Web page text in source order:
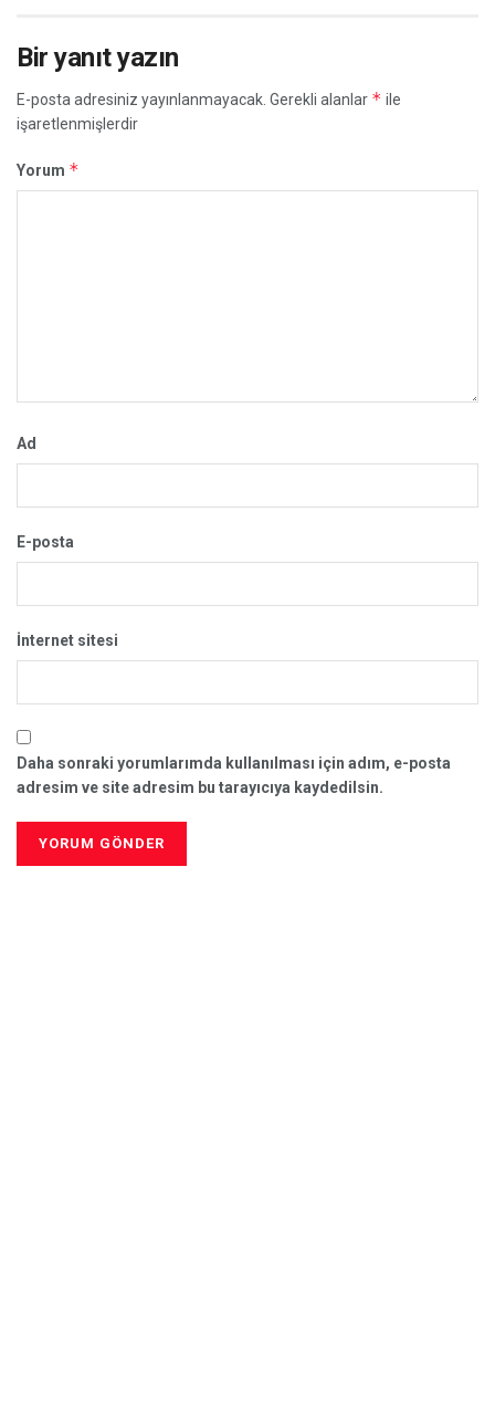
Bir yanıt yazın
E-posta adresiniz yayınlanmayacak. Gerekli alanlar * ile
işaretlenmişlerdir
Yorum *
Ad
E-posta
İnternet sitesi
Daha sonraki yorumlarımda kullanılması için adım, e-posta
adresim ve site adresim bu tarayıcıya kaydedilsin.